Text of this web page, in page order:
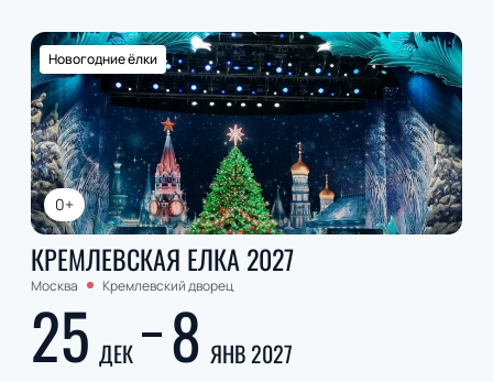
0+
Новогодние ёлки
КРЕМЛЕВСКАЯ ЕЛКА 2027
Москва Кремлевский дворец
25 ДЕК 8 ЯНВ 2027